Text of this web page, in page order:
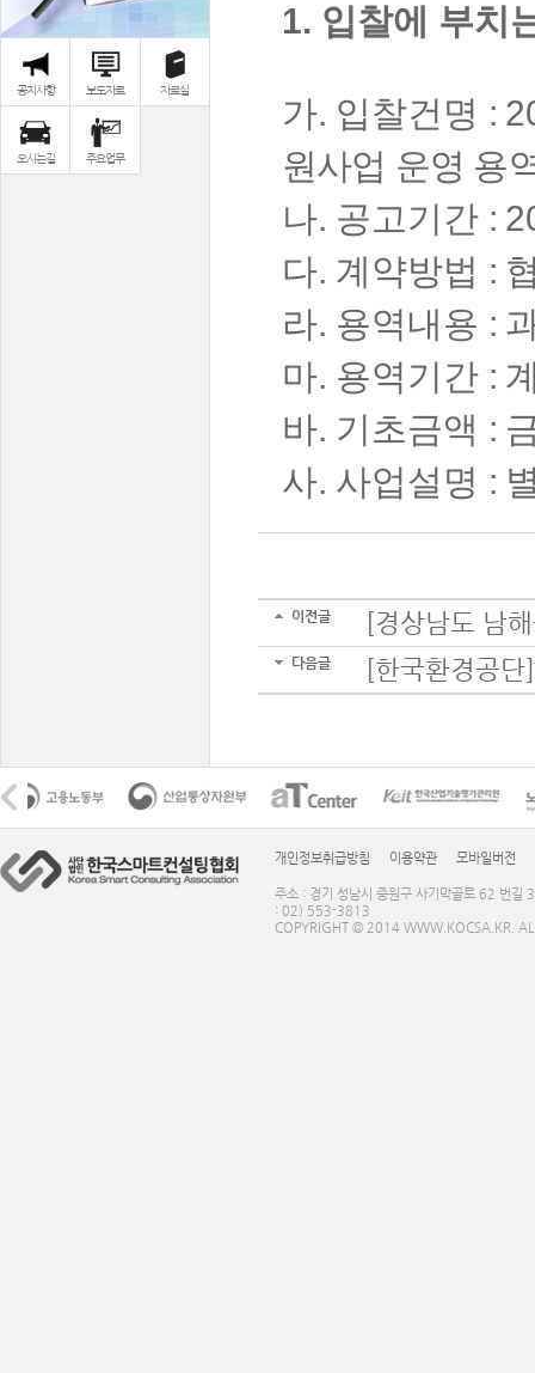
공지사항 보도자료 자료실
오시는길 주요업무
1. 입찰에 부치
가. 입찰건명 :
원사업 운영 용
나. 공고기간 :
다. 계약방법 :
라. 용역내용 :
마. 용역기간 :
바. 기초금액 :
사. 사업설명 :
이전글 [경상남도 남
다음글 [한국환경공
개인정보취급방침 이용약관 모바일버전
주소 : 경기 성남시 중원구 사기막골로 62 번
: 02) 553-3813
COPYRIGHT © 2014 WWW.KOCSA.KR.